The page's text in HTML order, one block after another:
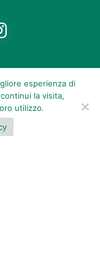
esperienza di
la visita,
utilizzo.